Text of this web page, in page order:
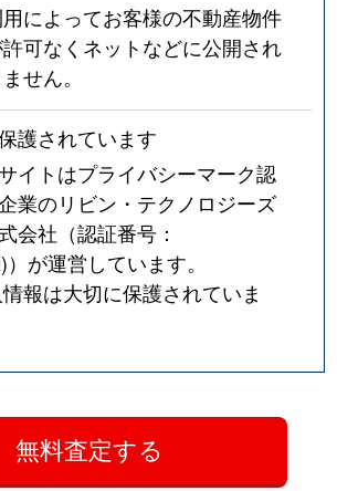
によってお客様の不動産物件
可なくネットなどに公開され
せん。
護されています
イトはプライバシーマーク認
業のリビン・テクノロジーズ
会社（認証番号：
）が運営しています。
報は大切に保護されていま